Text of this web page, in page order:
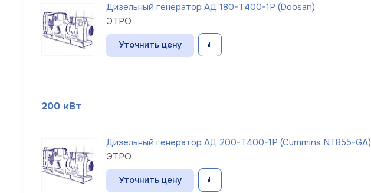
Дизельный генератор АД 180-Т400-1Р (Doosan)
ЭТРО
Уточнить цену
200 кВт
Дизельный генератор АД 200-Т400-1Р (Cummins NT855-GA)
ЭТРО
Уточнить цену